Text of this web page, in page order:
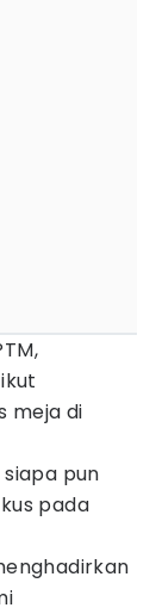
meja di
pun
pada